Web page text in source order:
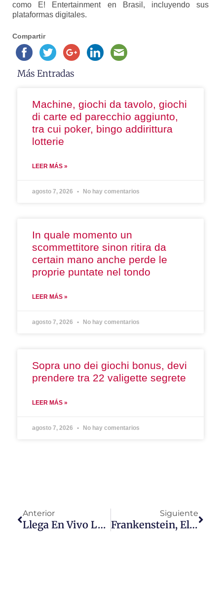
como E! Entertainment en Brasil, incluyendo sus
plataformas digitales.
Compartir
Más Entradas
Machine, giochi da tavolo, giochi
di carte ed parecchio aggiunto,
tra cui poker, bingo addirittura
lotterie
LEER MÁS »
agosto 7, 2026 No hay comentarios
In quale momento un
scommettitore sinon ritira da
certain mano anche perde le
proprie puntate nel tondo
LEER MÁS »
agosto 7, 2026 No hay comentarios
Sopra uno dei giochi bonus, devi
prendere tra 22 valigette segrete
LEER MÁS »
agosto 7, 2026 No hay comentarios
Anterior
Llega En Vivo La Alfombra Roja Emmy Awards 2021
Siguiente
Frankenstein, El Icónico Monstruo Literario Llega A SYFY Latinoamérica